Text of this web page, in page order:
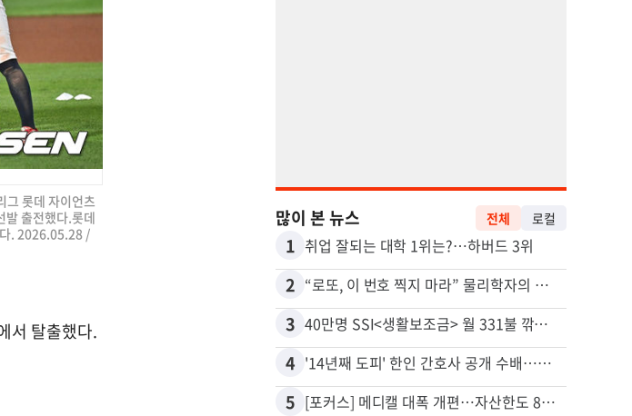
롯데 자이언츠
발 출전했다.롯데
다. 2026.05.28 /
서 탈출했다.
많이 본 뉴스 전체 로컬
1 취업 잘되는 대학 1위는?…하버드 3위
2 “로또, 이 번호 찍지 마라” 물리학자의 당첨금 높이는 비밀
3 40만명 SSI<생활보조금> 월 331불 깎이나
4 '14년째 도피' 한인 간호사 공개 수배…메디케어 사기 유죄
5 [포커스] 메디캘 대폭 개편…자산한도 84% 축소